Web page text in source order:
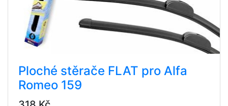
Ploché stěrače FLAT pro Alfa
Romeo 159